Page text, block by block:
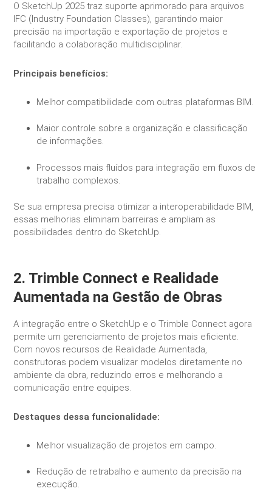
O SketchUp 2025 traz suporte aprimorado para arquivos
IFC (Industry Foundation Classes), garantindo maior
precisão na importação e exportação de projetos e
facilitando a colaboração multidisciplinar.
Principais benefícios:
Melhor compatibilidade com outras plataformas BIM.
Maior controle sobre a organização e classificação
de informações.
Processos mais fluídos para integração em fluxos de
trabalho complexos.
Se sua empresa precisa otimizar a interoperabilidade BIM,
essas melhorias eliminam barreiras e ampliam as
possibilidades dentro do SketchUp.
2. Trimble Connect e Realidade
Aumentada na Gestão de Obras
A integração entre o SketchUp e o Trimble Connect agora
permite um gerenciamento de projetos mais eficiente.
Com novos recursos de Realidade Aumentada,
construtoras podem visualizar modelos diretamente no
ambiente da obra, reduzindo erros e melhorando a
comunicação entre equipes.
Destaques dessa funcionalidade:
Melhor visualização de projetos em campo.
Redução de retrabalho e aumento da precisão na
execução.